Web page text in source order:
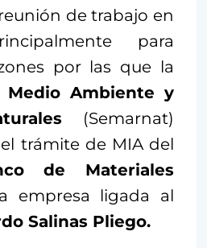
de trabajo en
para
por las que la
Medio Ambiente y
(Semarnat)
trámite de MIA del
de Materiales
empresa ligada al
Salinas Pliego.